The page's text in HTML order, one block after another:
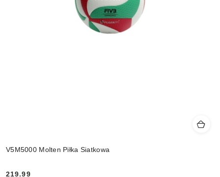
V5M5000 Molten Piłka Siatkowa
219.99